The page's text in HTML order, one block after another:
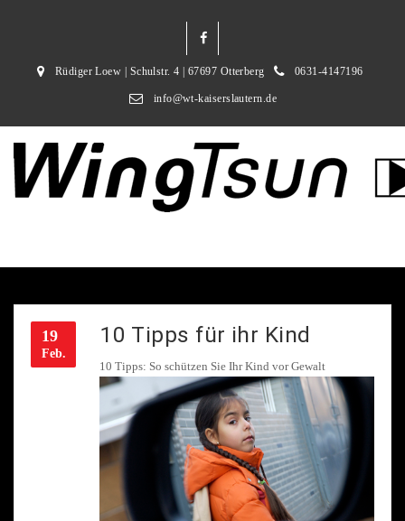
Rüdiger Loew | Schulstr. 4 | 67697 Otterberg 0631-4147196
info@wt-kaiserslautern.de
19
Feb.
10 Tipps für ihr Kind
10 Tipps: So schützen Sie Ihr Kind vor Gewalt